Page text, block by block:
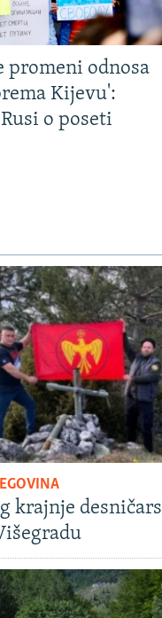
promeni odnosa
Kijevu':
o poseti
krajnje